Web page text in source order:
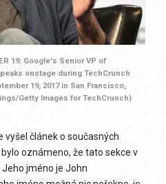
19: Google's Senior VP of
onstage during TechCrunch
19, 2017 in San Francisco,
Getty Images for TechCrunch)
vyšel článek o současných
oznámeno, že tato sekce v
jméno je John